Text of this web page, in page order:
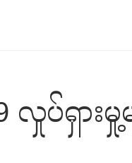
ပ်ရှားမှု့